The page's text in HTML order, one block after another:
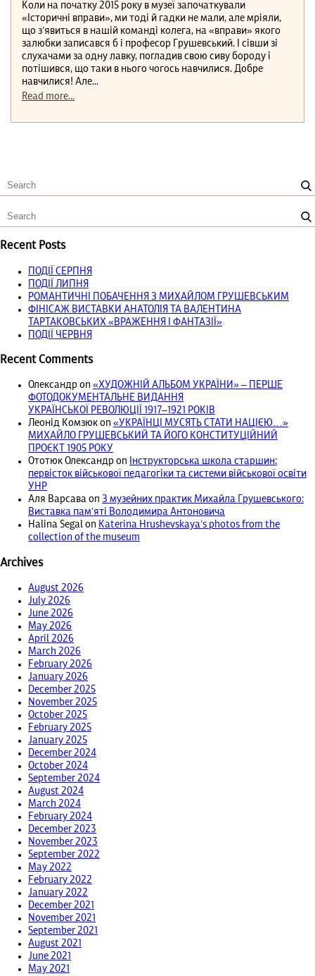
Коли на початку 2015 року в музеї започаткували
«Історичні вправи», ми тоді й гадки не мали, але мріяли,
що з’явиться в нашій команді колега, на «вправи» якого
залюбки записався б і професор Грушевський. І сівши зі
слухачами за одну лавку, погладив свою сиву бороду і
потішився, що таки в нього чогось навчилися. Добре
навчилися! Але...
Read more...
Recent Posts
ПОДІЇ СЕРПНЯ
ПОДІЇ ЛИПНЯ
РОМАНТИЧНІ ПОБАЧЕННЯ З МИХАЙЛОМ ГРУШЕВСЬКИМ
ФІНІСАЖ ВИСТАВКИ АНАТОЛІЯ ТА ВАЛЕНТИНА
ТАРТАКОВСЬКИХ «ВРАЖЕННЯ І ФАНТАЗІЇ»
ПОДІЇ ЧЕРВНЯ
Recent Comments
Олександр on «ХУДОЖНІЙ АЛЬБОМ УКРАЇНИ» – ПЕРШЕ
ФОТОДОКУМЕНТАЛЬНЕ ВИДАННЯ
УКРАЇНСЬКОЇ РЕВОЛЮЦІЇ 1917‒1921 РОКІВ
Леонід Комзюк on «УКРАЇНЦІ МУСЯТЬ СТАТИ НАЦІЄЮ…»
МИХАЙЛО ГРУШЕВСЬКИЙ ТА ЙОГО КОНСТИТУЦІЙНИЙ
ПРОЄКТ 1905 РОКУ
Ототюк Олександр on
Інструкторська школа старшин:
первісток військової педагогіки та системи військової освіти
УНР
Аля Варсава on З музейних практик Михайла Грушевського:
Виставка пам’яті Володимира Антоновича
Halina Segal on Katerina Hrushevskaya’s photos from the
collection of the museum
Archives
August 2026
July 2026
June 2026
May 2026
April 2026
March 2026
February 2026
January 2026
December 2025
November 2025
October 2025
February 2025
January 2025
December 2024
October 2024
September 2024
August 2024
March 2024
February 2024
December 2023
November 2023
September 2022
May 2022
February 2022
January 2022
December 2021
November 2021
September 2021
August 2021
June 2021
May 2021